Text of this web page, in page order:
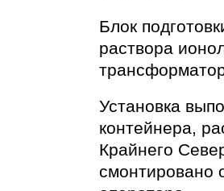
Блок
раствора
Установка
контейнера,
Крайнего
смонтировано